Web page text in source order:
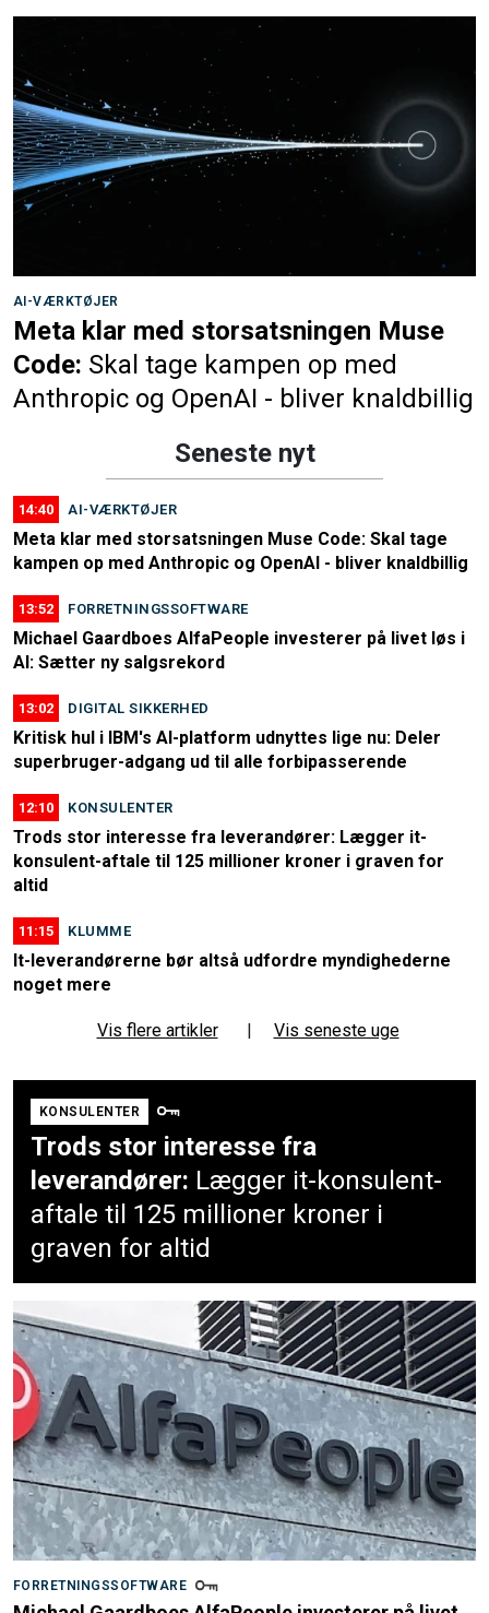
AI-VÆRKTØJER
Meta klar med storsatsningen Muse
Code: Skal tage kampen op med
Anthropic og OpenAI - bliver knaldbillig
Seneste nyt
14:40 AI-VÆRKTØJER
Meta klar med storsatsningen Muse Code: Skal tage
kampen op med Anthropic og OpenAI - bliver knaldbillig
13:52 FORRETNINGSSOFTWARE
Michael Gaardboes AlfaPeople investerer på livet løs i
AI: Sætter ny salgsrekord
13:02 DIGITAL SIKKERHED
Kritisk hul i IBM's AI-platform udnyttes lige nu: Deler
superbruger-adgang ud til alle forbipasserende
12:10 KONSULENTER
Trods stor interesse fra leverandører: Lægger it-
konsulent-aftale til 125 millioner kroner i graven for
altid
11:15 KLUMME
It-leverandørerne bør altså udfordre myndighederne
noget mere
Vis flere artikler | Vis seneste uge
KONSULENTER
Trods stor interesse fra
leverandører: Lægger it-konsulent-
aftale til 125 millioner kroner i
graven for altid
FORRETNINGSSOFTWARE